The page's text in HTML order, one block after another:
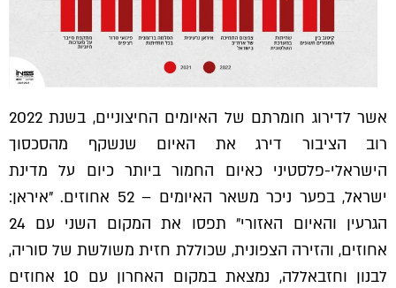
אשר לדירוג חומרתם של האיומים החיצוניים, בשנת 2022
רוב הציבור דירג את האיום שנשקף מהסכסוך
הישראלי-פלסטיני כאיום החמור ביותר כיום על מדינת
ישראל, בפער ניכר משאר האיומים – 52 אחוזים. ״איראן:
הגרעין והאיום האזורי״ תפסו את המקום השני עם 24
אחוזים, והזירה הצפונית, שכוללת חזית משולשת של סוריה,
לבנון וחזבאללה, נמצאת במקום האחרון עם 10 אחוזים